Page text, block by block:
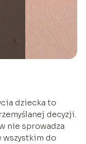
dziecka to
decyzji.
nie sprowadza
wszystkim do